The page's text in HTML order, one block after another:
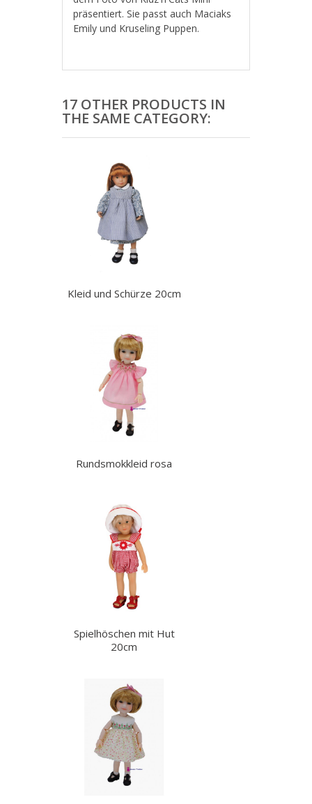
präsentiert. Sie passt auch Maciaks
Emily und Kruseling Puppen.
17 OTHER PRODUCTS IN
THE SAME CATEGORY:
Kleid und Schürze 20cm
Rundsmokkleid rosa
Spielhöschen mit Hut
20cm